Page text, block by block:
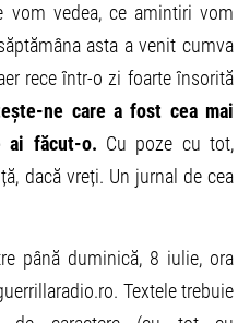
vom vedea, ce amintiri vom
asta a venit cumva
rece într-o zi foarte însorită
ne care a fost cea mai
ai făcut-o. Cu poze cu tot,
dacă vreți. Un jurnal de cea
până duminică, 8 iulie, ora
Textele trebuie